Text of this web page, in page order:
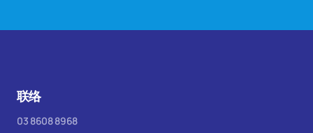
联络
03 8608 8968